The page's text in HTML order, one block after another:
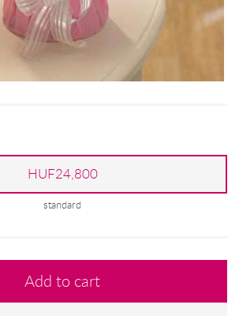
HUF24,800
standard
Add to cart